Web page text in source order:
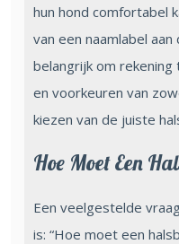
hun hond comfortabel
van een naamlabel
belangrijk om
en voorkeuren van
kiezen van de juiste
Hoe Moet Een
Een veelgestelde
is: “Hoe moet een